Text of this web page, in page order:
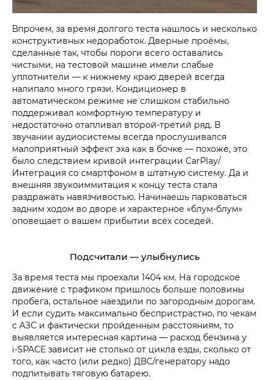
Впрочем, за время долгого теста нашлось и несколько
конструктивных недоработок. Дверные проёмы,
сделанные так, чтобы пороги всего оставались
чистыми, на тестовой машине имели слабые
уплотнители — к нижнему краю дверей всегда
налипало много грязи. Кондиционер в
автоматическом режиме не слишком стабильно
поддерживал комфортную температуру и
недостаточно отапливал второй-третий ряд. В
звучании аудиосистемы всегда прослушивался
малоприятный эффект эха как в бочке — похоже, это
было следствием кривой интеграции CarPlay/
Интеграция со смартфоном в штатную систему. Да и
внешняя звукоиммитация к концу теста стала
раздражать навязчивостью. Начинаешь парковаться
задним ходом во дворе и характерное «блум-блум»
оповещает о вашем прибытии всех соседей.
Подсчитали — улыбнулись
За время теста мы проехали 1404 км. На городское
движение с трафиком пришлось больше половины
пробега, остальное наездили по загородным дорогам.
И если судить максимально беспристрастно, по чекам
с АЗС и фактически пройденным расстояниям, то
выявляется интересная картина — расход бензина у
i‑SPACE зависит не столько от цикла езды, сколько от
того, как часто (или редко) ДВС/генератору надо
подпитывать тяговую батарею.